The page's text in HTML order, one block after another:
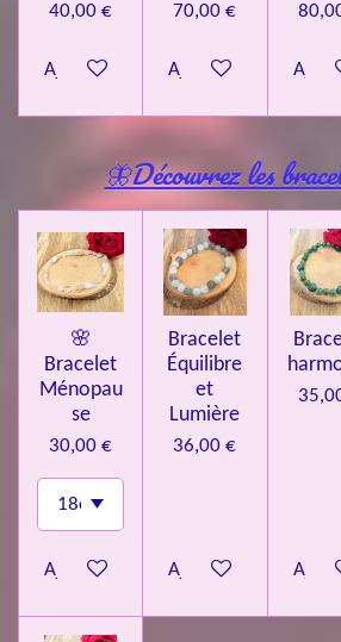
40,00 €
Ajouter au panier
70,00 €
Ajouter au panier
🦋Découvrez les
🌸
Bracelet
Ménopau
se
30,00 €
Ajouter au panier
Bracelet
Équilibre
et
Lumière
36,00 €
Ajouter au panier